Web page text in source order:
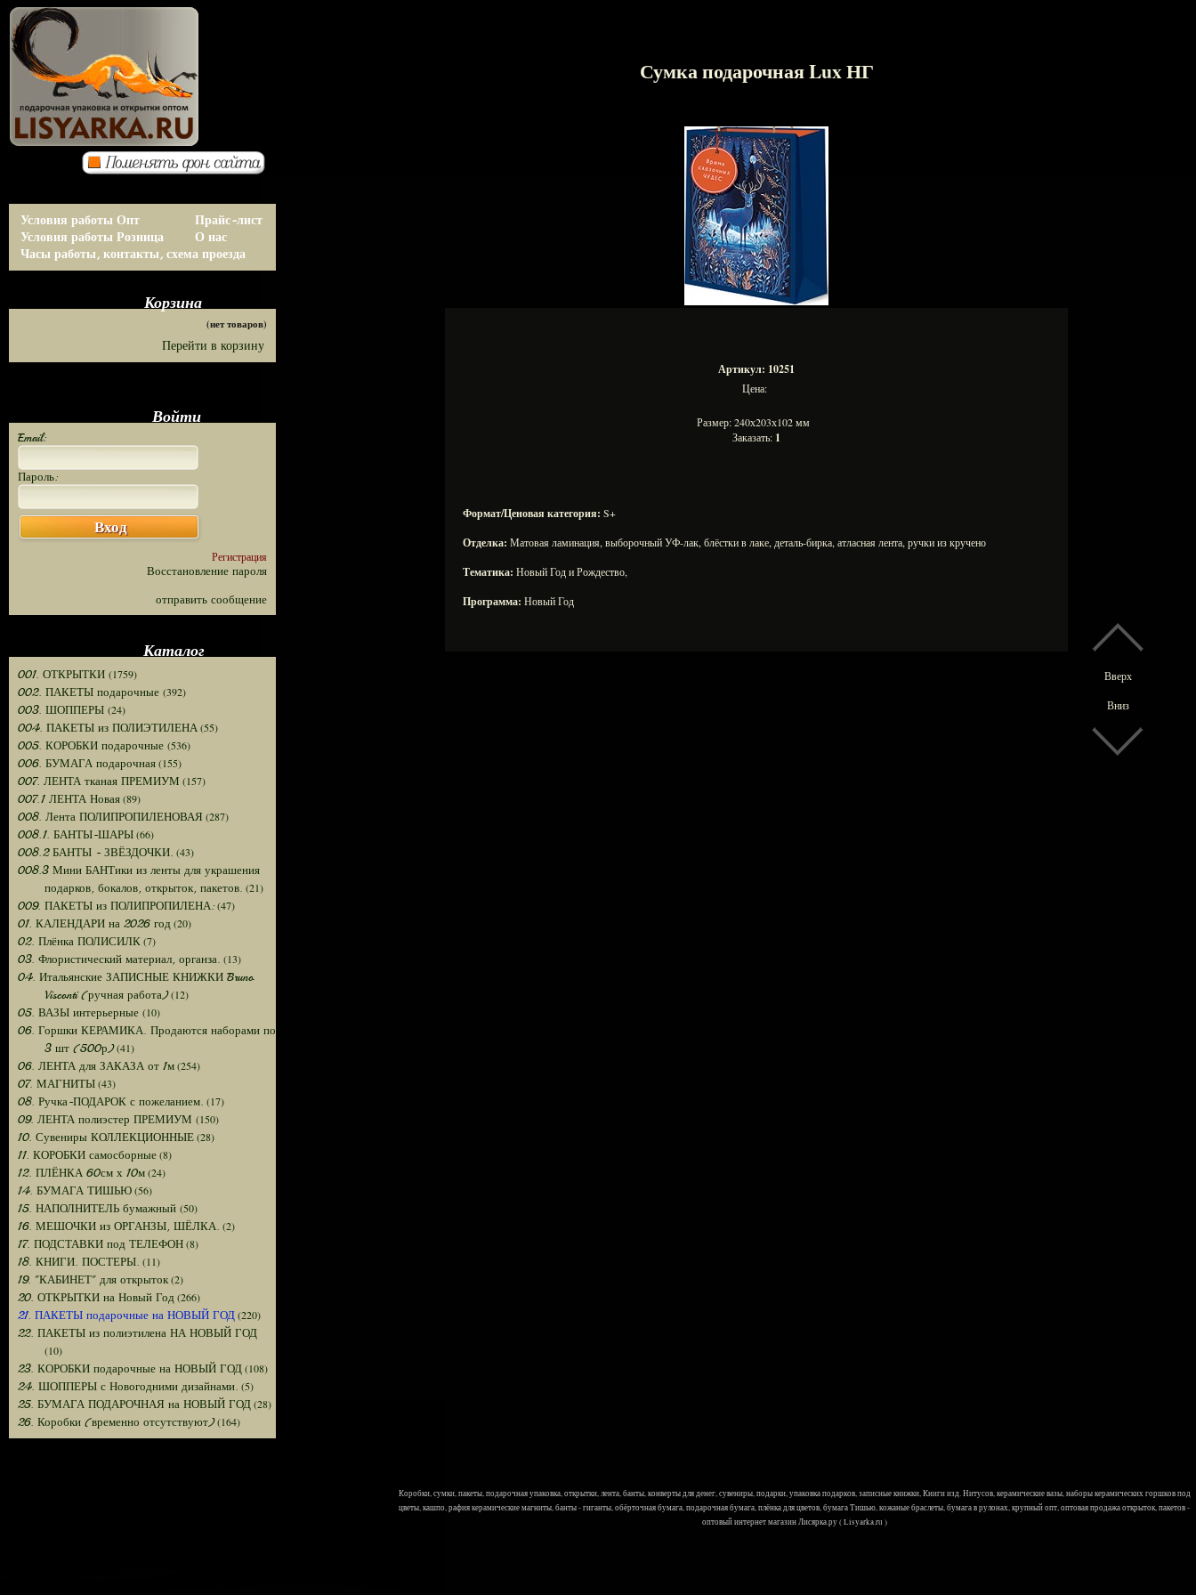
Вверх
Вниз
Условия работы Опт
Условия работы Розница
Прайс-лист
О нас
Часы работы, контакты, схема проезда
Корзина
(нет товаров)
Перейти в корзину
Войти
Email:
Пароль:
Вход
Регистрация
Восстановление пароля
отправить сообщение
Каталог
001. ОТКРЫТКИ (1759)
002. ПАКЕТЫ подарочные (392)
003. ШОППЕРЫ (24)
004. ПАКЕТЫ из ПОЛИЭТИЛЕНА(55)
005. КОРОБКИ подарочные (536)
006. БУМАГА подарочная(155)
007. ЛЕНТА тканая ПРЕМИУМ (157)
007.1 ЛЕНТА Новая(89)
008. Лента ПОЛИПРОПИЛЕНОВАЯ (287)
008.1. БАНТЫ-ШАРЫ(66)
008.2 БАНТЫ - ЗВЁЗДОЧКИ. (43)
008.3 Мини БАНТики из ленты для украшения
подарков, бокалов, открыток, пакетов. (21)
009. ПАКЕТЫ из ПОЛИПРОПИЛЕНА:(47)
01. КАЛЕНДАРИ на 2026 год (20)
02. Плёнка ПОЛИСИЛК(7)
03. Флористический материал, органза. (13)
04. Итальянские ЗАПИСНЫЕ КНИЖКИ Bruno
Visconti (ручная работа)(12)
05. ВАЗЫ интерьерные (10)
06. Горшки КЕРАМИКА. Продаются наборами по
3 шт (500р)(41)
06. ЛЕНТА для ЗАКАЗА от 1м(254)
07. МАГНИТЫ(43)
08. Ручка-ПОДАРОК с пожеланием. (17)
09. ЛЕНТА полиэстер ПРЕМИУМ (150)
10. Сувениры КОЛЛЕКЦИОННЫЕ(28)
11. КОРОБКИ самосборные(8)
12. ПЛЁНКА 60см х 10м(24)
14. БУМАГА ТИШЬЮ(56)
15. НАПОЛНИТЕЛЬ бумажный (50)
16. МЕШОЧКИ из ОРГАНЗЫ, ШЁЛКА. (2)
17. ПОДСТАВКИ под ТЕЛЕФОН(8)
18. КНИГИ. ПОСТЕРЫ. (11)
19. "КАБИНЕТ" для открыток(2)
20. ОТКРЫТКИ на Новый Год (266)
21. ПАКЕТЫ подарочные на НОВЫЙ ГОД(220)
22. ПАКЕТЫ из полиэтилена НА НОВЫЙ ГОД
(10)
23. КОРОБКИ подарочные на НОВЫЙ ГОД(108)
24. ШОППЕРЫ с Новогодними дизайнами. (5)
25. БУМАГА ПОДАРОЧНАЯ на НОВЫЙ ГОД(28)
26. Коробки (временно отсутствуют)(164)
Сумка подарочная Lux НГ
Артикул: 10251
Цена:
Размер: 240х203х102 мм
Заказать: 1
Формат/Ценовая категория: S+
Отделка: Матовая ламинация, выборочный УФ-лак, блёстки в лаке, деталь-бирка, атласная лента, ручки из кручено
Тематика: Новый Год и Рождество,
Программа: Новый Год
Коробки, сумки, пакеты, подарочная упаковка, открытки, лента, банты, конверты для денег, сувениры, подарки, упаковка подарков, записные книжки, Книги изд. Нитусов, керамические вазы, наборы керамических горшков под
цветы, кашпо, рафия керамические магниты, банты - гиганты, обёрточная бумага, подарочная бумага, плёнка для цветов, бумага Тишью, кожаные браслеты, бумага в рулонах, крупный опт, оптовая продажа открыток, пакетов -
оптовый интернет магазин Лисярка.ру ( Lisyarka.ru )